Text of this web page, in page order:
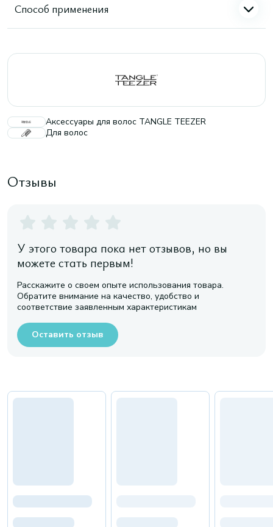
Способ применения
Аксессуары для волос TANGLE TEEZER
Для волос
Отзывы
У этого товара пока нет отзывов, но вы
можете стать первым!
Расскажите о своем опыте использования товара.
Обратите внимание на качество, удобство и
соответствие заявленным характеристикам
Оставить отзыв